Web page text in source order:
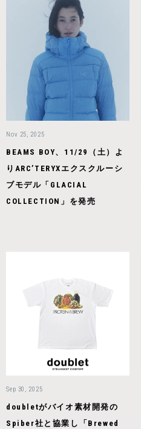
Nov 25, 2025
BEAMS BOY、11/29（土）よ
りARC’TERYXエクスクルーシ
ブモデル「GLACIAL
COLLECTION」を発売
Sep 30, 2025
doubletがバイオ素材開発の
Spiber社と協業し「Brewed